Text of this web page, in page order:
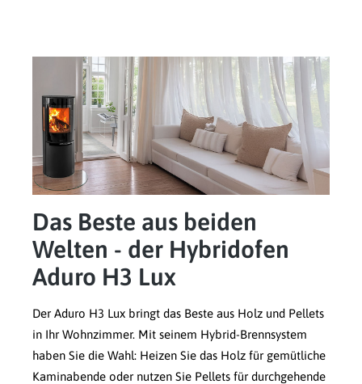
Das Beste aus beiden
Welten - der Hybridofen
Aduro H3 Lux
Der Aduro H3 Lux bringt das Beste aus Holz und Pellets
in Ihr Wohnzimmer. Mit seinem Hybrid-Brennsystem
haben Sie die Wahl: Heizen Sie das Holz für gemütliche
Kaminabende oder nutzen Sie Pellets für durchgehende